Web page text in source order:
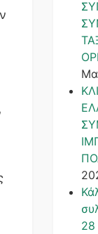
28